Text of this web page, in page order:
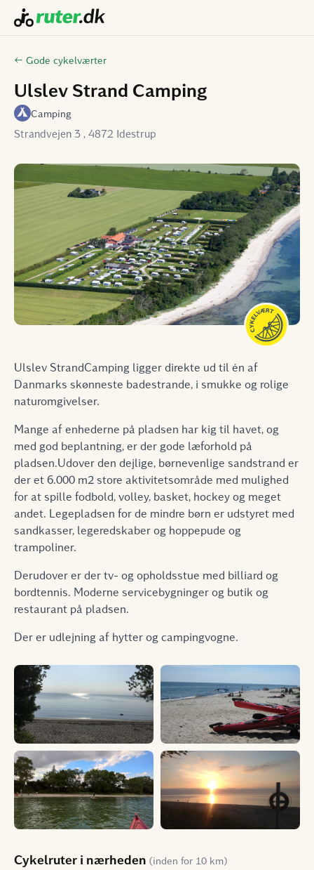
← Gode cykelværter
Ulslev Strand Camping
Camping
Strandvejen 3 , 4872 Idestrup
Ulslev StrandCamping ligger direkte ud til én af
Danmarks skønneste badestrande, i smukke og rolige
naturomgivelser.
Mange af enhederne på pladsen har kig til havet, og
med god beplantning, er der gode læforhold på
pladsen.Udover den dejlige, børnevenlige sandstrand er
der et 6.000 m2 store aktivitetsområde med mulighed
for at spille fodbold, volley, basket, hockey og meget
andet. Legepladsen for de mindre børn er udstyret med
sandkasser, legeredskaber og hoppepude og
trampoliner.
Derudover er der tv- og opholdsstue med billiard og
bordtennis. Moderne servicebygninger og butik og
restaurant på pladsen.
Der er udlejning af hytter og campingvogne.
Cykelruter i nærheden (inden for 10 km)